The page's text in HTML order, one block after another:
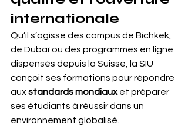
internationale
Qu’il s’agisse des campus de Bichkek,
de Dubaï ou des programmes en ligne
dispensés depuis la Suisse, la SIU
conçoit ses formations pour répondre
aux standards mondiaux et préparer
ses étudiants à réussir dans un
environnement globalisé.